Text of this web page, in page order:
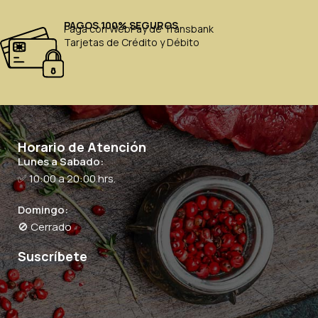
PAGOS 100% SEGUROS
Paga con WebPay de Transbank
Tarjetas de Crédito y Débito
Horario de Atención
Lunes a Sabado:
✅ 10:00 a 20:00 hrs.
Domingo:
🚫 Cerrado
Suscríbete